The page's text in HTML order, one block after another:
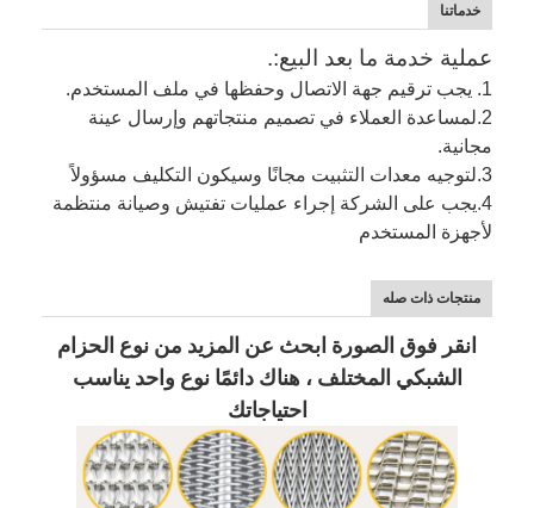
خدماتنا
عملية خدمة ما بعد البيع:.
1. يجب ترقيم جهة الاتصال وحفظها في ملف المستخدم.
2. لمساعدة العملاء في تصميم منتجاتهم وإرسال عينة
مجانية.
3. لتوجيه معدات التثبيت مجانًا وسيكون التكليف مسؤولاً
4. يجب على الشركة إجراء عمليات تفتيش وصيانة منتظمة
لأجهزة المستخدم
منتجات ذات صله
انقر فوق الصورة ابحث عن المزيد من نوع الحزام
الشبكي المختلف ، هناك دائمًا نوع واحد يناسب
احتياجاتك